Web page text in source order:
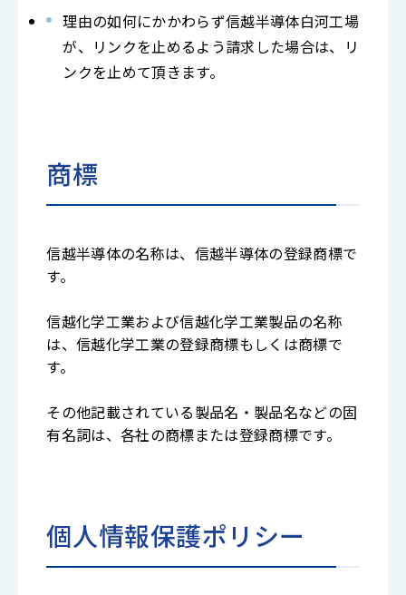
理由の如何にかかわらず信越半導体白河工場
が、リンクを止めるよう請求した場合は、リ
ンクを止めて頂きます。
商標
信越半導体の名称は、信越半導体の登録商標で
す。
信越化学工業および信越化学工業製品の名称
は、信越化学工業の登録商標もしくは商標で
す。
その他記載されている製品名・製品名などの固
有名詞は、各社の商標または登録商標です。
個人情報保護ポリシー